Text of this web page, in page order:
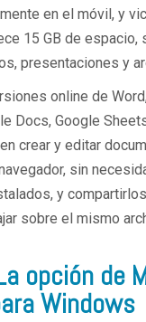
en el móvil, y
15 GB de espacio,
presentaciones y
online de
Docs, Google
crear y editar
sin
y
sobre el mismo
opción de
Windows